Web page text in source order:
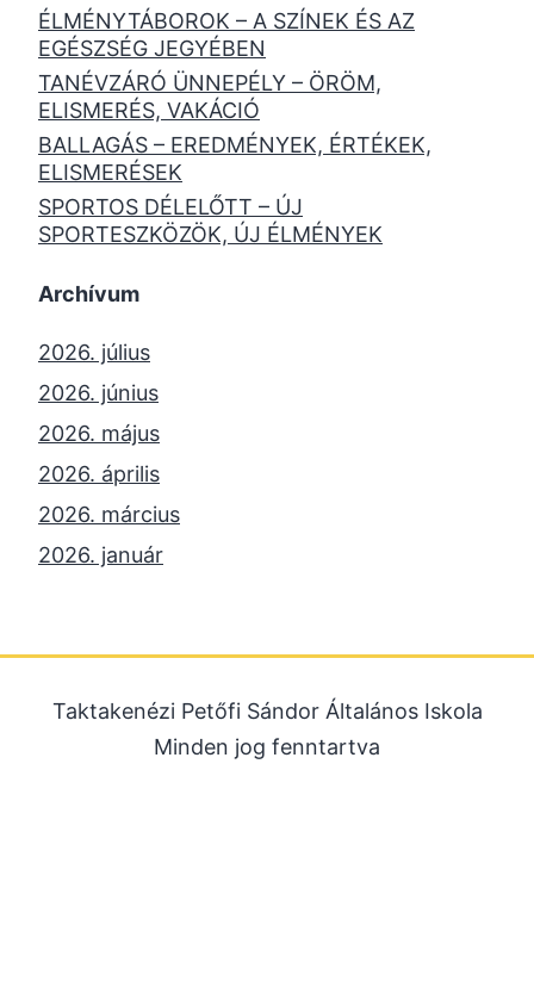
ÉLMÉNYTÁBOROK – A SZÍNEK ÉS AZ
EGÉSZSÉG JEGYÉBEN
TANÉVZÁRÓ ÜNNEPÉLY – ÖRÖM,
ELISMERÉS, VAKÁCIÓ
BALLAGÁS – EREDMÉNYEK, ÉRTÉKEK,
ELISMERÉSEK
SPORTOS DÉLELŐTT – ÚJ
SPORTESZKÖZÖK, ÚJ ÉLMÉNYEK
Archívum
2026. július
2026. június
2026. május
2026. április
2026. március
2026. január
2025. július
2025. június
Taktakenézi Petőfi Sándor Általános Iskola
Minden jog fenntartva